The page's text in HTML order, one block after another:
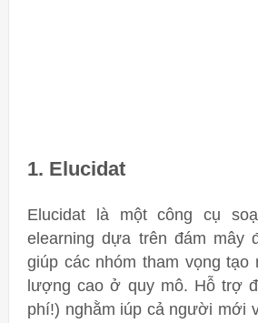
1. Elucidat
Elucidat là một công cụ
elearning dựa trên đám mây
giúp các nhóm tham vọng tạo
lượng cao ở quy mô. Hỗ trợ
phí!) nghằm iúp cả người mới